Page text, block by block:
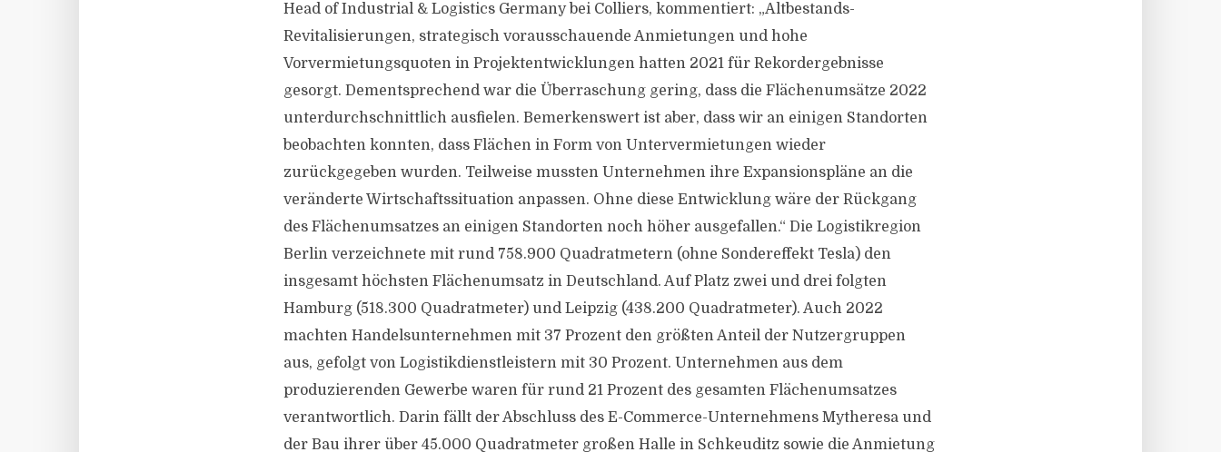
Head of Industrial & Logistics Germany bei Colliers, kommentiert: „Altbestands-
Revitalisierungen, strategisch vorausschauende Anmietungen und hohe
Vorvermietungsquoten in Projektentwicklungen hatten 2021 für Rekordergebnisse
gesorgt. Dementsprechend war die Überraschung gering, dass die Flächenumsätze 2022
unterdurchschnittlich ausfielen. Bemerkenswert ist aber, dass wir an einigen Standorten
beobachten konnten, dass Flächen in Form von Untervermietungen wieder
zurückgegeben wurden. Teilweise mussten Unternehmen ihre Expansionspläne an die
veränderte Wirtschaftssituation anpassen. Ohne diese Entwicklung wäre der Rückgang
des Flächenumsatzes an einigen Standorten noch höher ausgefallen.“ Die Logistikregion
Berlin verzeichnete mit rund 758.900 Quadratmetern (ohne Sondereffekt Tesla) den
insgesamt höchsten Flächenumsatz in Deutschland. Auf Platz zwei und drei folgten
Hamburg (518.300 Quadratmeter) und Leipzig (438.200 Quadratmeter). Auch 2022
machten Handelsunternehmen mit 37 Prozent den größten Anteil der Nutzergruppen
aus, gefolgt von Logistikdienstleistern mit 30 Prozent. Unternehmen aus dem
produzierenden Gewerbe waren für rund 21 Prozent des gesamten Flächenumsatzes
verantwortlich. Darin fällt der Abschluss des E-Commerce-Unternehmens Mytheresa und
der Bau ihrer über 45.000 Quadratmeter großen Halle in Schkeuditz sowie die Anmietung